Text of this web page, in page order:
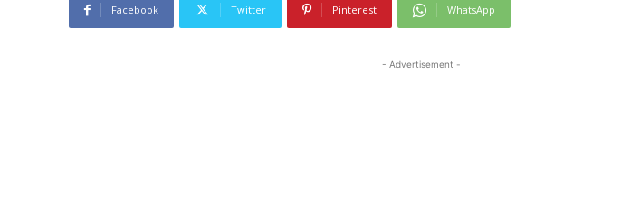
Facebook Twitter Pinterest WhatsApp
- Advertisement -